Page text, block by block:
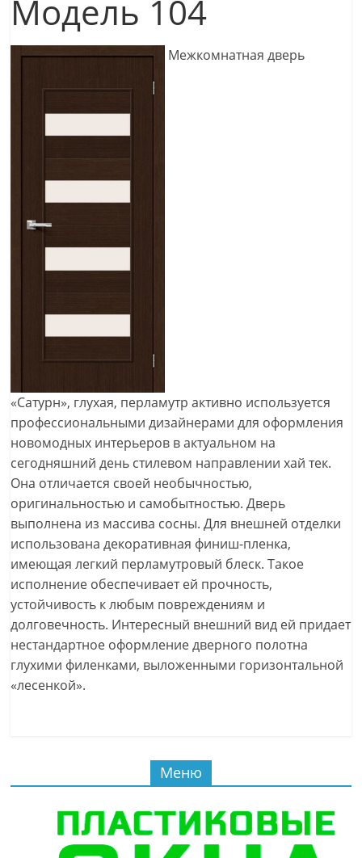
Модель 104
Межкомнатная дверь
«Сатурн», глухая, перламутр активно используется
профессиональными дизайнерами для оформления
новомодных интерьеров в актуальном на
сегодняшний день стилевом направлении хай тек.
Она отличается своей необычностью,
оригинальностью и самобытностью. Дверь
выполнена из массива сосны. Для внешней отделки
использована декоративная финиш-пленка,
имеющая легкий перламутровый блеск. Такое
исполнение обеспечивает ей прочность,
устойчивость к любым повреждениям и
долговечность. Интересный внешний вид ей придает
нестандартное оформление дверного полотна
глухими филенками, выложенными горизонтальной
«лесенкой».
Меню